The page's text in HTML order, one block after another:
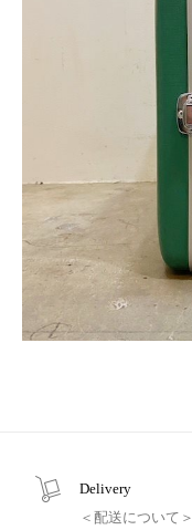
Delivery
＜配送について＞